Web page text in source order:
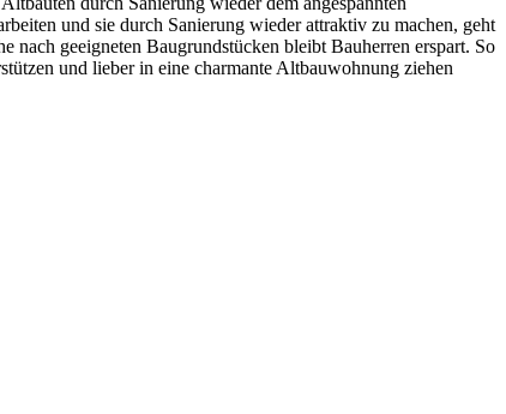
und sie durch Sanierung wieder attraktiv zu machen, geht
nach geeigneten Baugrundstücken bleibt Bauherren erspart. So
und lieber in eine charmante Altbauwohnung ziehen